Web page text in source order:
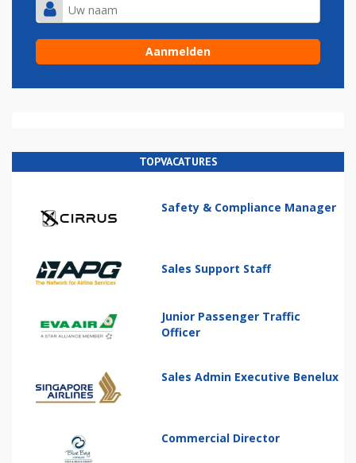
TOPVACATURES
Safety & Compliance Manager
Sales Support Staff
Junior Passenger Traffic
Officer
Sales Admin Executive Benelux
Commercial Director